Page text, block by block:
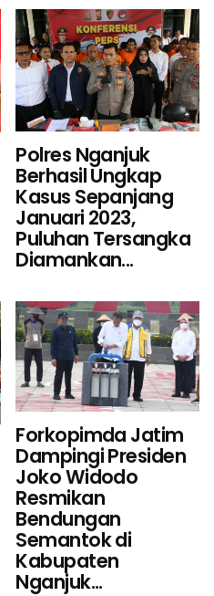
Polres Nganjuk
Berhasil Ungkap
Kasus Sepanjang
Januari 2023,
Puluhan Tersangka
Diamankan...
Forkopimda Jatim
Dampingi Presiden
Joko Widodo
Resmikan
Bendungan
Semantok di
Kabupaten
Nganjuk...